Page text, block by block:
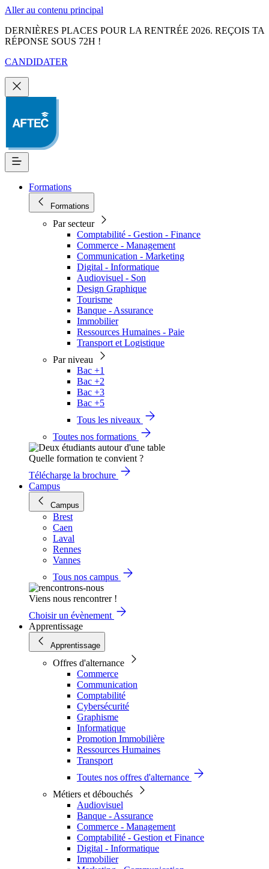
Aller au contenu principal
DERNIÈRES PLACES POUR LA RENTRÉE 2026. REÇOIS TA
RÉPONSE SOUS 72H !
CANDIDATER
Formations
Formations
Par secteur
Comptabilité - Gestion - Finance
Commerce - Management
Communication - Marketing
Digital - Informatique
Audiovisuel - Son
Design Graphique
Tourisme
Banque - Assurance
Immobilier
Ressources Humaines - Paie
Transport et Logistique
Par niveau
Bac +1
Bac +2
Bac +3
Bac +5
Tous les niveaux
Toutes nos formations
Quelle formation te convient ?
Télécharge la brochure
Campus
Campus
Brest
Caen
Laval
Rennes
Vannes
Tous nos campus
Viens nous rencontrer !
Choisir un évènement
Apprentissage
Apprentissage
Offres d'alternance
Commerce
Communication
Comptabilité
Cybersécurité
Graphisme
Informatique
Promotion Immobilière
Ressources Humaines
Transport
Toutes nos offres d'alternance
Métiers et débouchés
Audiovisuel
Banque - Assurance
Commerce - Management
Comptabilité - Gestion et Finance
Digital - Informatique
Immobilier